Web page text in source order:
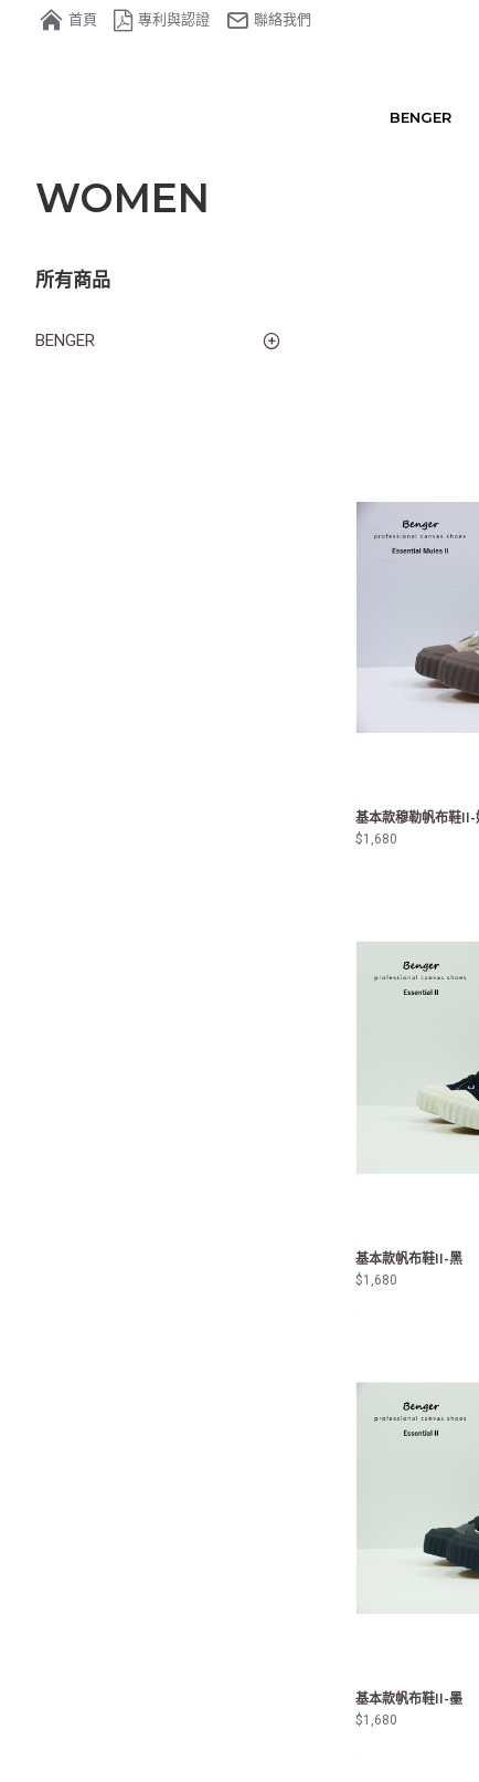
首頁 專利與認證 聯絡我們
BENGER
WOMEN
所有商品
BENGER
基本款穆勒帆布鞋II-
$1,680
基本款帆布鞋II-黑
$1,680
基本款帆布鞋II-墨
$1,680